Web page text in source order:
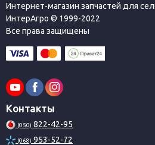
Интернет-магазин запчастей для
ИнтерАгро © 1999-2022
Все права защищены
Контакты
(050) 822-42-95
(068) 953-52-72